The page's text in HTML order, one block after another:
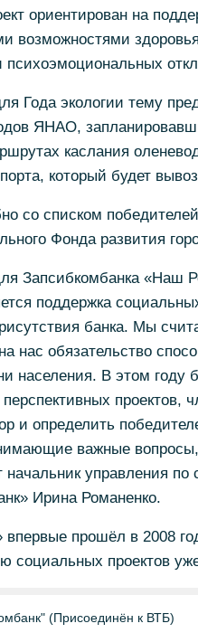
ориентирован на
возможностями
психоэмоциональных
Года экологии тему
ЯНАО,
каслания
который будет
со списком
Фонда развития
Запсибкомбанка «Наш
поддержка
банка. Мы
нас обязательство
населения. В этом году
проектов,
и определить
важные
начальник управления
Ирина Романенко.
впервые прошёл в 2008
социальных проектов
(Присоединён к ВТБ)